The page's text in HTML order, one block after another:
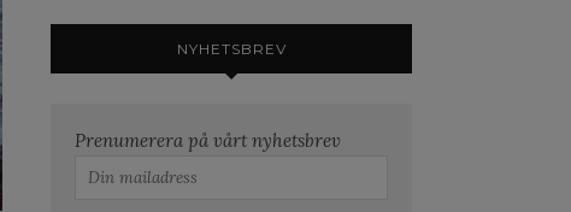
NYHETSBREV
Prenumerera på vårt nyhetsbrev